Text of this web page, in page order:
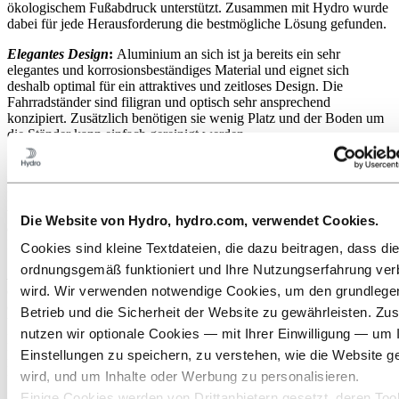
Die Website von Hydro, hydro.com, verwendet Cookies.
Cookies sind kleine Textdateien, die dazu beitragen, dass
ordnungsgemäß funktioniert und Ihre Nutzungserfahrung
wird. Wir verwenden notwendige Cookies, um den
Betrieb und die Sicherheit der Website zu gewährleisten.
nutzen wir optionale Cookies — mit Ihrer Einwilligung — um
Einstellungen zu speichern, zu verstehen, wie die Website
wird, und um Inhalte oder Werbung zu personalisieren.
ökologischem Fußabdruck unterstützt. Zusammen mit Hydro wurde
dabei für jede Herausforderung die bestmögliche Lösung gefunden.
Elegantes Design: Aluminium an sich ist ja bereits ein sehr
elegantes und korrosionsbeständiges Material und eignet sich
deshalb optimal für ein attraktives und zeitloses Design. Die
Fahrradständer sind filigran und optisch sehr ansprechend
konzipiert. Zusätzlich benötigen sie wenig Platz und der Boden um
die Ständer kann einfach gereinigt werden.
Vom Kinderrad bis zum E-Mountainbike
Die Fahrradständer sind
so gebaut, dass alle gängigen
werden. Die integrierten Bürsten in patentierter Geometrie halten
das Rad sehr wirkungsvoll und schützen es zusätzlich vor
Beschädigungen.
Elektrisierend für jede*n:An den Fahrradständern kann zudem
eine Box angebracht werden, in der das Netzteil angesteckt und
diebstahlsicher verschlossen werden kann. So können
beispielsweise zukünftig Privatpersonen in ihrer Wohnanlage einen
Fahrradabstellplatz mieten und müssen so zum Laden nur noch den
Netzteil-Stecker beim Fahrrad einstecken. Die Netzteile können bei
Bedarf schnell aus der Box genommen und z.B. mit in den Urlaub
genommen werden. Und sollte sich das Format der gängigen